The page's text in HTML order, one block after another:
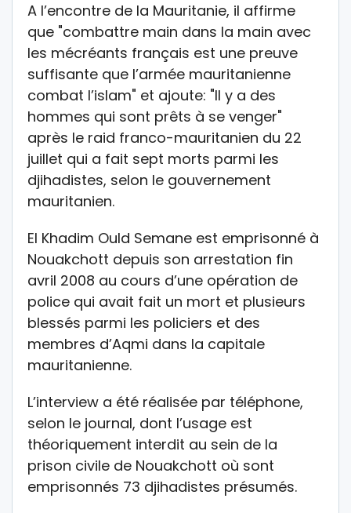
A l’encontre de la Mauritanie, il affirme
que "combattre main dans la main avec
les mécréants français est une preuve
suffisante que l’armée mauritanienne
combat l’islam" et ajoute: "Il y a des
hommes qui sont prêts à se venger"
après le raid franco-mauritanien du 22
juillet qui a fait sept morts parmi les
djihadistes, selon le gouvernement
mauritanien.
El Khadim Ould Semane est emprisonné à
Nouakchott depuis son arrestation fin
avril 2008 au cours d’une opération de
police qui avait fait un mort et plusieurs
blessés parmi les policiers et des
membres d’Aqmi dans la capitale
mauritanienne.
L’interview a été réalisée par téléphone,
selon le journal, dont l’usage est
théoriquement interdit au sein de la
prison civile de Nouakchott où sont
emprisonnés 73 djihadistes présumés.